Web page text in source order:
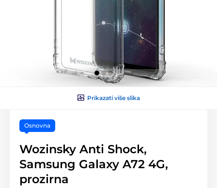
Prikazati više slika
Osnovna
Wozinsky Anti Shock,
Samsung Galaxy A72 4G,
prozirna